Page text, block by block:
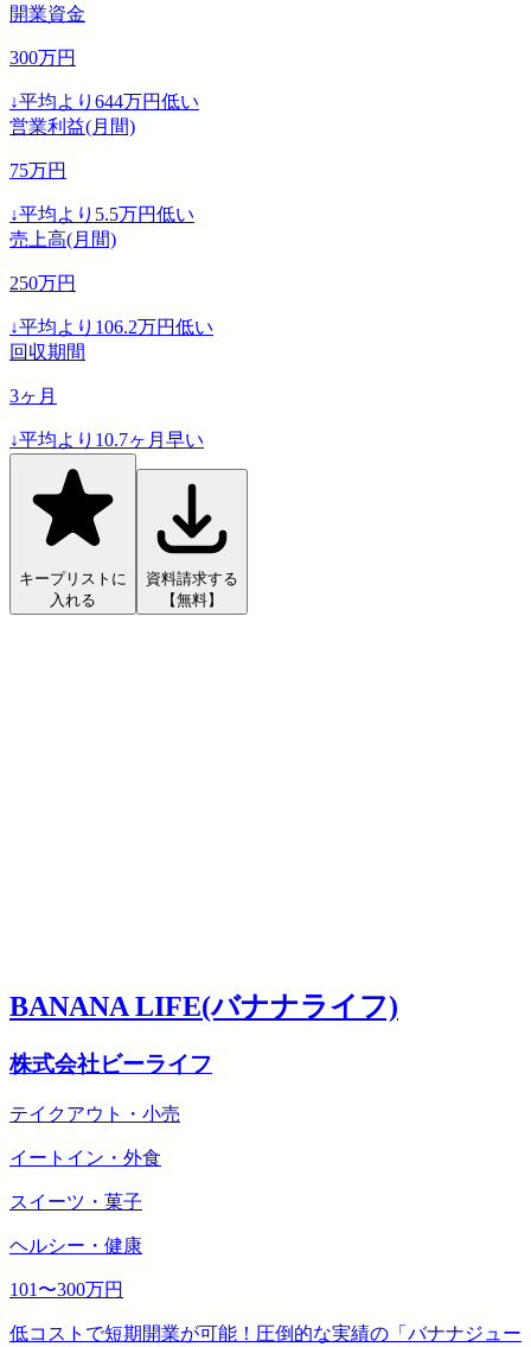
開業資金
300万円
↓平均より 644万円低い
営業利益(月間)
75万円
↓平均より 5.5万円低い
売上高(月間)
250万円
↓平均より 106.2万円低い
回収期間
3ヶ月
↓平均より 10.7ヶ月早い
キープリストに
入れる
資料請求する
【無料】
BANANA LIFE(バナナライフ)
株式会社ビーライフ
テイクアウト・小売
イートイン・外食
スイーツ・菓子
ヘルシー・健康
101〜300万円
低コストで短期開業が可能！圧倒的な実績の「バナナジュー